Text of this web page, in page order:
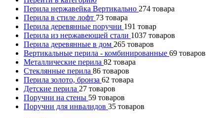
Перила нержавейка Вертикально 274 товара
Перила в стиле лофт 73 товара
Перила деревянные поручни 191 товар
Перила из нержавеющей стали 1037 товаров
Перила деревянные в дом 265 товаров
Вертикальные перила - комбинированные 69 товаров
Металлические перила 82 товара
Стеклянные перила 86 товаров
Перила золото, бронза 62 товара
Детские перила 27 товаров
Поручни на стены 59 товаров
Поручни для инвалидов 35 товаров